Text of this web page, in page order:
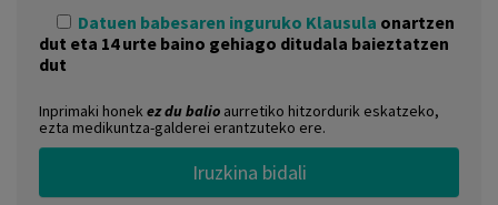
Datuen babesaren inguruko Klausula onartzen
dut eta 14 urte baino gehiago ditudala baieztatzen
dut
Inprimaki honekez du balio aurretiko hitzordurik eskatzeko,
ezta medikuntza-galderei erantzuteko ere.